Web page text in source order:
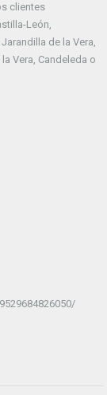
clientes
León,
de la Vera,
Vera, Candeleda o